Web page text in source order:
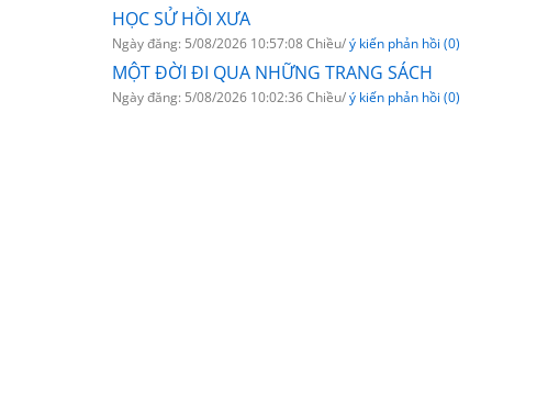
HỌC SỬ HỒI XƯA
Ngày đăng: 5/08/2026 10:57:08 Chiều/ý kiến phản hồi (0)
MỘT ĐỜI ĐI QUA NHỮNG TRANG SÁCH
Ngày đăng: 5/08/2026 10:02:36 Chiều/ý kiến phản hồi (0)